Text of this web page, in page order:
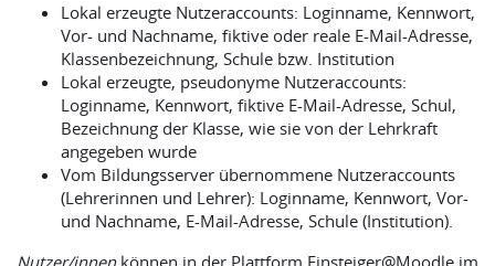
Lokal erzeugte Nutzeraccounts: Loginname, Kennwort,
Vor- und Nachname, fiktive oder reale E-Mail-Adresse,
Klassenbezeichnung, Schule bzw. Institution
Lokal erzeugte, pseudonyme Nutzeraccounts:
Loginname, Kennwort, fiktive E-Mail-Adresse, Schul,
Bezeichnung der Klasse, wie sie von der Lehrkraft
angegeben wurde
Vom Bildungsserver übernommene Nutzeraccounts
(Lehrerinnen und Lehrer): Loginname, Kennwort, Vor-
und Nachname, E-Mail-Adresse, Schule (Institution).
Nutzer/innenkönnen in der Plattform Einsteiger@Moodle im